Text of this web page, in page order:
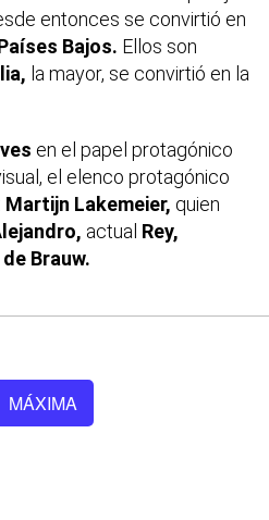
entonces se convirtió en
Bajos. Ellos son
la mayor, se convirtió en la
en el papel protagónico
el elenco protagónico
Martijn Lakemeier, quien
actual Rey,
Brauw.
MÁXIMA